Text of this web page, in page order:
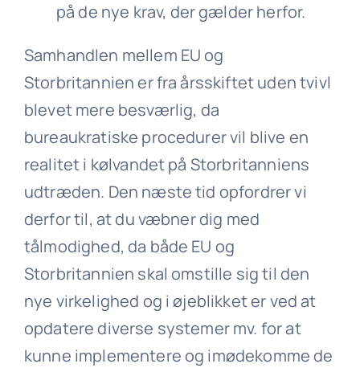
på de nye krav, der gælder herfor.
Samhandlen mellem EU og
Storbritannien er fra årsskiftet uden tvivl
blevet mere besværlig, da
bureaukratiske procedurer vil blive en
realitet i kølvandet på Storbritanniens
udtræden. Den næste tid opfordrer vi
derfor til, at du væbner dig med
tålmodighed, da både EU og
Storbritannien skal omstille sig til den
nye virkelighed og i øjeblikket er ved at
opdatere diverse systemer mv. for at
kunne implementere og imødekomme de